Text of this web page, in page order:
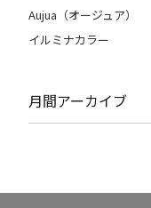
Aujua（オージュア）
イルミナカラー
月間アーカイブ